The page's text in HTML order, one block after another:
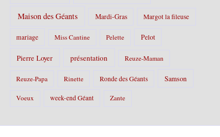
Maison des Géants Mardi-Gras Margot la fileuse
mariage Miss Cantine Pelette Pelot
Pierre Loyer présentation Reuze-Maman
Reuze-Papa Rinette Ronde des Géants Samson
Voeux week-end Géant Zante